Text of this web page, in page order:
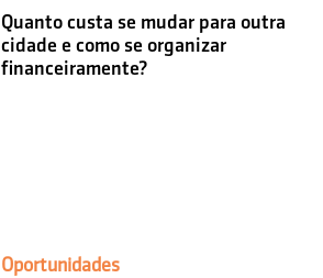
Quanto custa se mudar para outra
cidade e como se organizar
financeiramente?
Oportunidades